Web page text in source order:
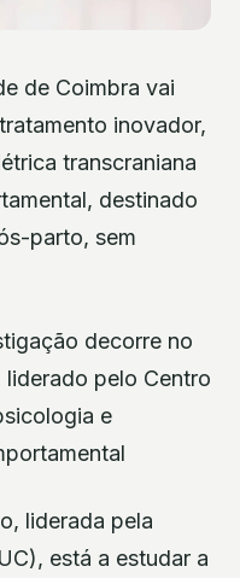
de Coimbra vai
inovador,
transcraniana
destinado
parto, sem
decorre no
pelo Centro
e
liderada pela
está a estudar a